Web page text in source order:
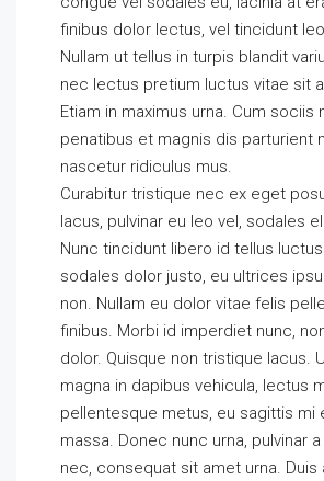
finibus dolor lectus, vel tincidunt
Nullam ut tellus in turpis blandit
nec lectus pretium luctus vitae sit
Etiam in maximus urna. Cum sociis
penatibus et magnis dis parturient
nascetur ridiculus mus.
Curabitur tristique nec ex eget
lacus, pulvinar eu leo vel, sodales
Nunc tincidunt libero id tellus
sodales dolor justo, eu ultrices
non. Nullam eu dolor vitae felis
finibus. Morbi id imperdiet nunc,
dolor. Quisque non tristique lacus.
magna in dapibus vehicula, lectus
pellentesque metus, eu sagittis mi
massa. Donec nunc urna, pulvinar
nec, consequat sit amet urna. Duis